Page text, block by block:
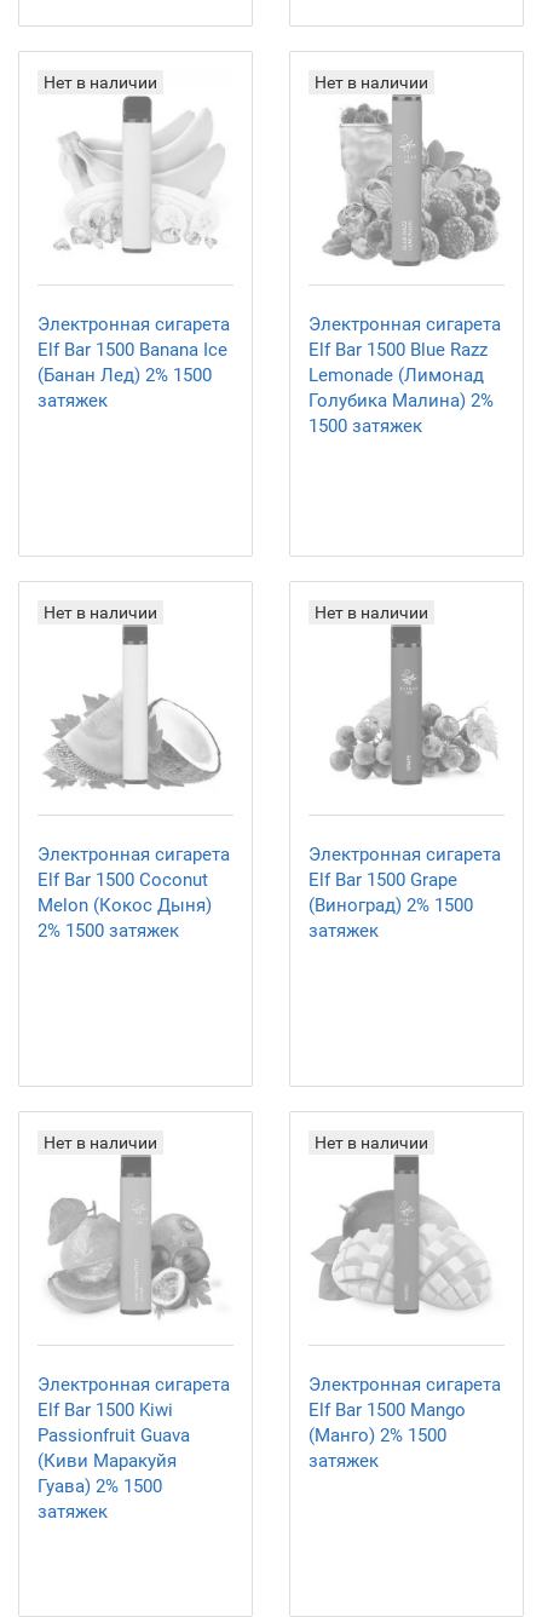
Нет в наличии
Электронная сигарета
Elf Bar 1500 Banana Ice
(Банан Лед) 2% 1500
затяжек
Нет в наличии
Электронная сигарета
Elf Bar 1500 Blue Razz
Lemonade (Лимонад
Голубика Малина) 2%
1500 затяжек
Нет в наличии
Электронная сигарета
Elf Bar 1500 Coconut
Melon (Кокос Дыня)
2% 1500 затяжек
Нет в наличии
Электронная сигарета
Elf Bar 1500 Grape
(Виноград) 2% 1500
затяжек
Нет в наличии
Электронная сигарета
Elf Bar 1500 Kiwi
Passionfruit Guava
(Киви Маракуйя
Гуава) 2% 1500
затяжек
Нет в наличии
Электронная сигарета
Elf Bar 1500 Mango
(Манго) 2% 1500
затяжек